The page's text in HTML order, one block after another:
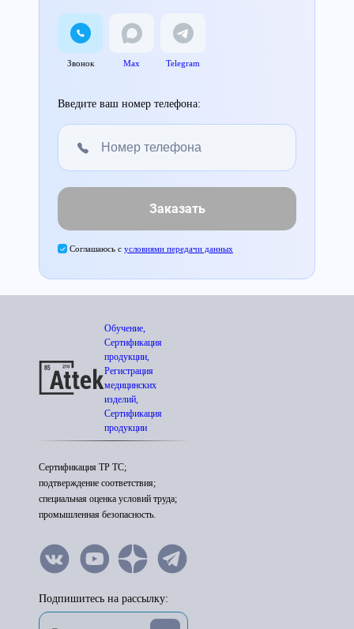
Звонок Max Telegram
Введите ваш номер телефона:
Заказать
Соглашаюсь с условиями передачи данных
Обучение,
Сертификация
продукции,
Регистрация
медицинских
изделий,
Сертификация
продукции
Сертификация ТР ТС;
подтверждение соответствия;
специальная оценка условий труда;
промышленная безопасность.
Подпишитесь на рассылку: